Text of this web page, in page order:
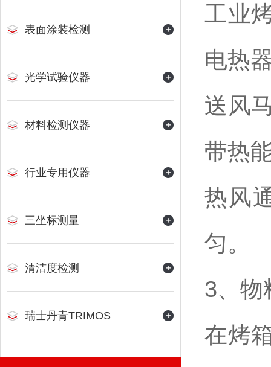
表面涂装检测
光学试验仪器
材料检测仪器
行业专用仪器
三坐标测量
清洁度检测
瑞士丹青TRIMOS
工业
电热
送风
带热
热风
匀。
3、物
在烤